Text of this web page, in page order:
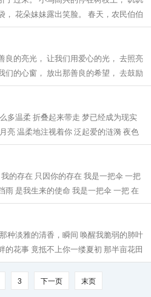
， 花朵妹妹露出笑脸。 春天，农民伯伯
良的亮光， 让我们用爱心的光， 去照亮
们的心窗， 放出那善良的希望， 去鼓励
...
多温柔 折叠起来带走 梦已经成为现实
亮 温柔地注视着你 泛起爱的涟漪 夜色
...
的存在 只因你的存在 我是一把伞 一把
雨 是我生来的使命 我是一把伞 一把 在
...
种淡雅的清香，瞬间 唤醒我脆弱的肺叶
的花事 竟抵不上你一缕夏初 那半亩花田
3 下一页 末页